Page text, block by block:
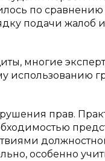
по
подачи жалоб
многие
использованию
прав.
особенно